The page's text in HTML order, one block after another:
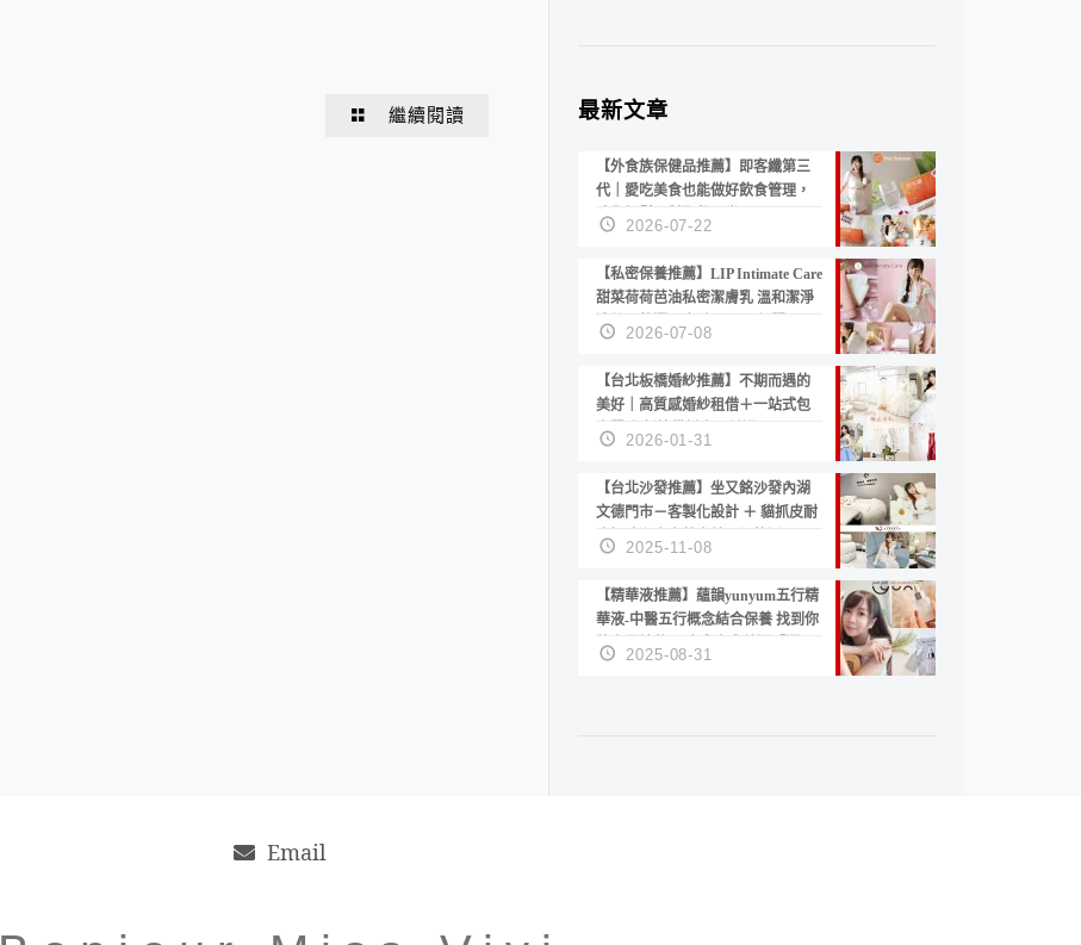
繼續閱讀 最新文章
【外食族保健品推薦】即客纖第三
代｜愛吃美食也能做好飲食管理，
陪你輕鬆面對聚餐日常！
2026-07-22
【私密保養推薦】LIP Intimate Care
甜菜荷荷芭油私密潔膚乳 溫和潔淨
洗後不乾澀 不起泡反而更舒服！
2026-07-08
【台北板橋婚紗推薦】不期而遇的
美好｜高質感婚紗租借＋一站式包
套服務 新娘備婚省心首選！
2026-01-31
【台北沙發推薦】坐又銘沙發內湖
文德門市－客製化設計 ＋ 貓抓皮耐
磨好清潔｜直營直銷、價格透明
高CP值打造夢想居家風格
2025-11-08
【精華液推薦】蘊韻yunyum五行精
華液-中醫五行概念結合保養 找到你
的專屬精華！ 水㊀土㊀就選「潤・
賦精華」維持肌膚剛剛好的平衡
2025-08-31
Email